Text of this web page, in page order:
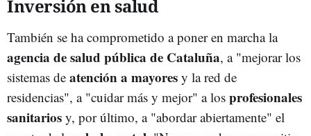
Inversión en salud
También se ha comprometido a poner en marcha la
agencia de salud pública de Cataluña, a "mejorar los
sistemas de atención a mayores y la red de
residencias", a "cuidar más y mejor" a los profesionales
sanitarios y, por último, a "abordar abiertamente" el